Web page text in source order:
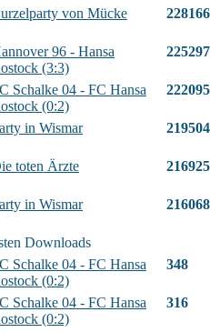
von Mücke 228166
96 - Hansa
(3:3)
225297
Schalke 04 - FC Hansa
(0:2)
222095
in Wismar 219504
toten Ärzte 216925
in Wismar 216068
Downloads
Schalke 04 - FC Hansa
(0:2)
348
Schalke 04 - FC Hansa
(0:2)
316